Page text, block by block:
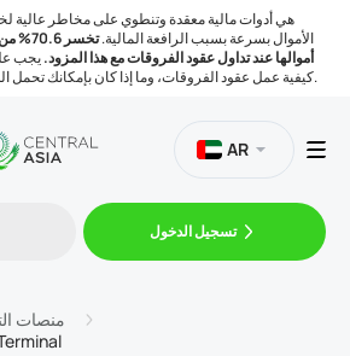
الأموال بسرعة بسبب الرافعة المالية.
تخسر
أموالها عند تداول عقود الفروقات مع هذا المزود.يجب
كيفية عمل عقود الفروقات، وما إذا كان بإمكانك تحمل المخاطر العالية لفقدان أموالك.
AR
تسجيل الدخول
منصات